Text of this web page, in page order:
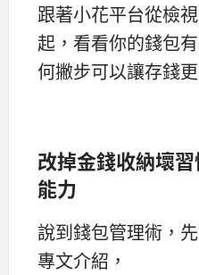
跟著小花平台從檢
起，看看你的錢包
何撇步可以讓存錢
改掉金錢收納壞
能力
說到錢包管理術，
專文介紹，